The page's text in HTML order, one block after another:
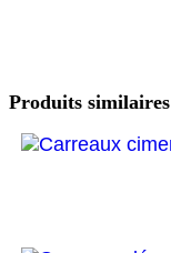
Produits similaires